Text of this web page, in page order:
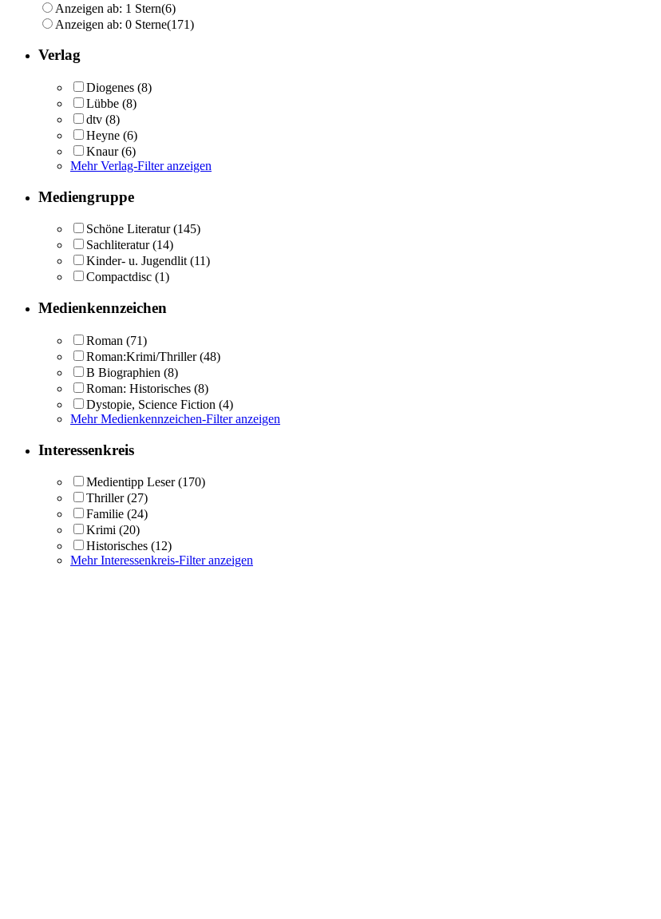
Anzeigen ab: 1 Stern(6)
Anzeigen ab: 0 Sterne(171)
Verlag
Diogenes (8)
Lübbe (8)
dtv (8)
Heyne (6)
Knaur (6)
Mehr Verlag-Filter anzeigen
Mediengruppe
Schöne Literatur (145)
Sachliteratur (14)
Kinder- u. Jugendlit (11)
Compactdisc (1)
Medienkennzeichen
Roman (71)
Roman:Krimi/Thriller (48)
B Biographien (8)
Roman: Historisches (8)
Dystopie, Science Fiction (4)
Mehr Medienkennzeichen-Filter anzeigen
Interessenkreis
Medientipp Leser (170)
Thriller (27)
Familie (24)
Krimi (20)
Historisches (12)
Mehr Interessenkreis-Filter anzeigen